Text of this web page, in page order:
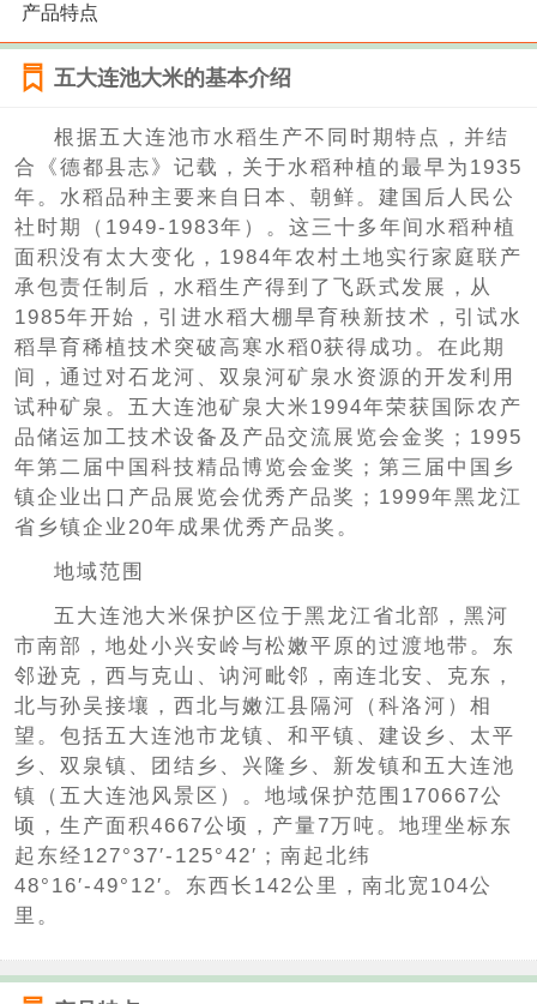
产品特点
五大连池大米的基本介绍
根据五大连池市水稻生产不同时期特点，并结
合《德都县志》记载，关于水稻种植的最早为1935
年。水稻品种主要来自日本、朝鲜。建国后人民公
社时期（1949-1983年）。这三十多年间水稻种植
面积没有太大变化，1984年农村土地实行家庭联产
承包责任制后，水稻生产得到了飞跃式发展，从
1985年开始，引进水稻大棚旱育秧新技术，引试水
稻旱育稀植技术突破高寒水稻0获得成功。在此期
间，通过对石龙河、双泉河矿泉水资源的开发利用
试种矿泉。五大连池矿泉大米1994年荣获国际农产
品储运加工技术设备及产品交流展览会金奖；1995
年第二届中国科技精品博览会金奖；第三届中国乡
镇企业出口产品展览会优秀产品奖；1999年黑龙江
省乡镇企业20年成果优秀产品奖。
地域范围
五大连池大米保护区位于黑龙江省北部，黑河
市南部，地处小兴安岭与松嫩平原的过渡地带。东
邻逊克，西与克山、讷河毗邻，南连北安、克东，
北与孙吴接壤，西北与嫩江县隔河（科洛河）相
望。包括五大连池市龙镇、和平镇、建设乡、太平
乡、双泉镇、团结乡、兴隆乡、新发镇和五大连池
镇（五大连池风景区）。地域保护范围170667公
顷，生产面积4667公顷，产量7万吨。地理坐标东
起东经127°37′-125°42′；南起北纬
48°16′-49°12′。东西长142公里，南北宽104公
里。